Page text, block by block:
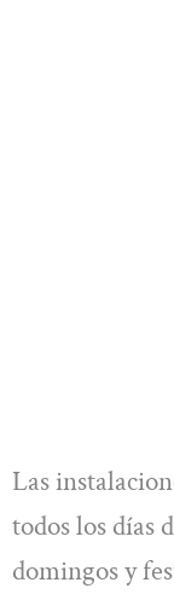
Las
todos los días
domingos y